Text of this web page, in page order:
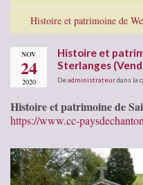
Histoire et patrimoine de
NOV
24
2020
Histoire et
Sterlanges
Deadministrateurdans la
Histoire et patrimoine de
https://www.cc-